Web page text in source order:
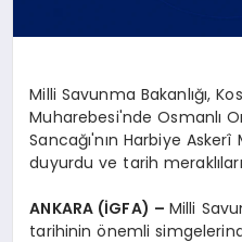
Milli Savunma Bakanlığı,
Muharebesi'nde Osmanlı
Sancağı'nın Harbiye
duyurdu ve tarih
ANKARA (İGFA) – Milli
tarihinin önemli